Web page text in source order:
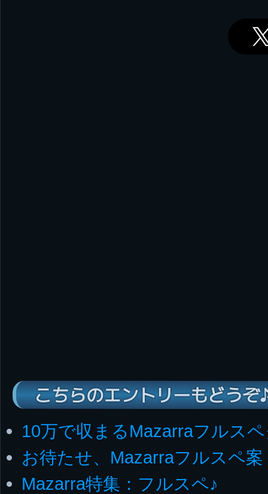
こちらのエントリーもどうぞ
10万で収まるMazarraフルス
お待たせ、Mazarraフルスペ案
Mazarra特集：フルスペ♪